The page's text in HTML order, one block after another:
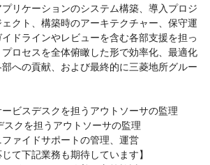
リケーションのシステム構築、導入プロジ
クト、構築時のアーキテクチャー、保守運
ドラインやレビューを含む各部支援を担っ
ロセスを全体俯瞰した形で効率化、最適化
への貢献、および最終的に三菱地所グルー
ービスデスクを担うアウトソーサの監理
スクを担うアウトソーサの監理
ファイドサポートの管理、運営
て下記業務も期待しています】